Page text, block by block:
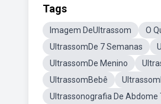
Tags
Imagem DeUltrassom O
UltrassomDe 7 Semanas
UltrassomDe Menino
UltrassomBebê
Ultrassonografia De Abdome